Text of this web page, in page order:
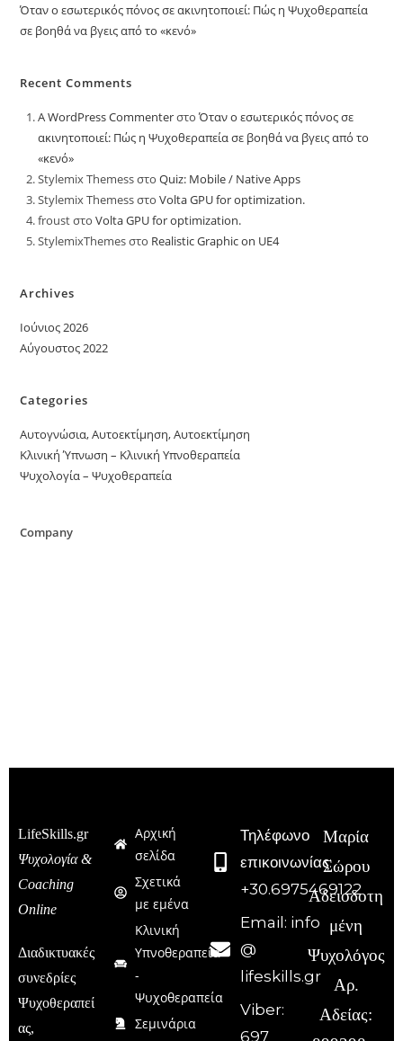
Όταν ο εσωτερικός πόνος σε ακινητοποιεί: Πώς η Ψυχοθεραπεία
σε βοηθά να βγεις από το «κενό»
Recent Comments
A WordPress CommenterστοΌταν ο εσωτερικός πόνος σε
ακινητοποιεί: Πώς η Ψυχοθεραπεία σε βοηθά να βγεις από το
«κενό»
Stylemix ThemessστοQuiz: Mobile / Native Apps
Stylemix ThemessστοVolta GPU for optimization.
froustστοVolta GPU for optimization.
StylemixThemesστο Realistic Graphic on UE4
Archives
Ιούνιος 2026
Αύγουστος 2022
Categories
Αυτογνώσια, Αυτοεκτίμηση, Αυτοεκτίμηση
Κλινική Ύπνωση – Κλινική Υπνοθεραπεία
Ψυχολογία – Ψυχοθεραπεία
Company
LifeSkills.gr
Ψυχολογία &
Coaching
Online
Διαδικτυακές
συνεδρίες
Ψυχοθεραπεί
ας,
Αρχική
σελίδα
Σχετικά
με εμένα
Κλινική
Υπνοθεραπεία
-
Ψυχοθεραπεία
Σεμινάρια
Τηλέφωνο
επικοινωνίας:
+30.6975469122
Email: info
@
lifeskills.gr
Viber:
697
Μαρία
Σώρου
Αδειοδοτη
μένη
Ψυχολόγος
Αρ.
Αδείας: